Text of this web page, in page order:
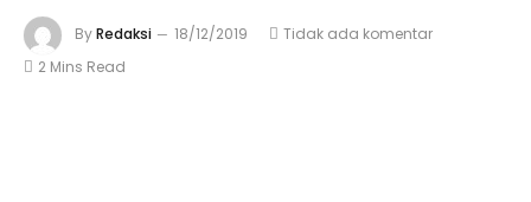
ByRedaksi 18/12/2019
Tidak ada komentar
2 Mins Read